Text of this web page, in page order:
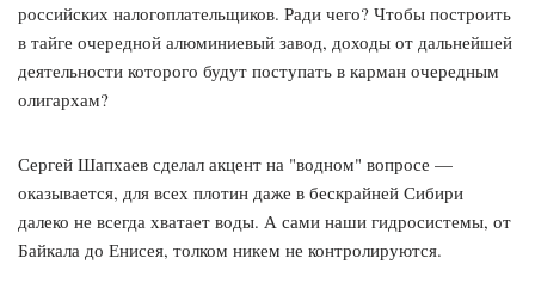
российских налогоплательщиков. Ради чего? Чтобы построить
в тайге очередной алюминиевый завод, доходы от дальнейшей
деятельности которого будут поступать в карман очередным
олигархам?
Сергей Шапхаев сделал акцент на "водном" вопросе —
оказывается, для всех плотин даже в бескрайней Сибири
далеко не всегда хватает воды. А сами наши гидросистемы, от
Байкала до Енисея, толком никем не контролируются.